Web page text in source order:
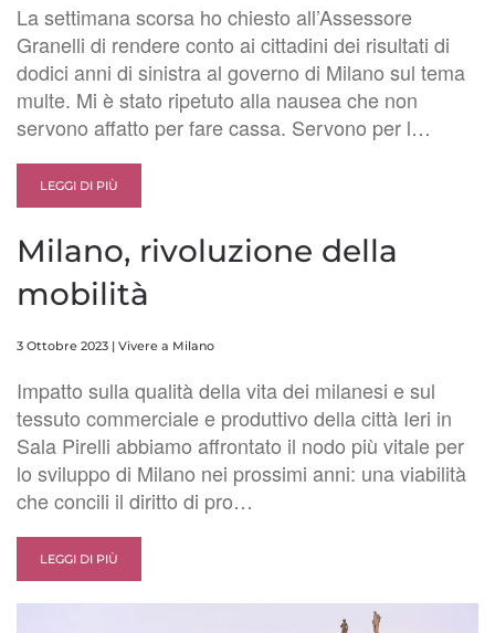
La settimana scorsa ho chiesto all’Assessore
Granelli di rendere conto ai cittadini dei risultati di
dodici anni di sinistra al governo di Milano sul tema
multe. Mi è stato ripetuto alla nausea che non
servono affatto per fare cassa. Servono per l…
LEGGI DI PIÙ
Milano, rivoluzione della
mobilità
3 Ottobre 2023 | Vivere a Milano
Impatto sulla qualità della vita dei milanesi e sul
tessuto commerciale e produttivo della città Ieri in
Sala Pirelli abbiamo affrontato il nodo più vitale per
lo sviluppo di Milano nei prossimi anni: una viabilità
che concili il diritto di pro…
LEGGI DI PIÙ